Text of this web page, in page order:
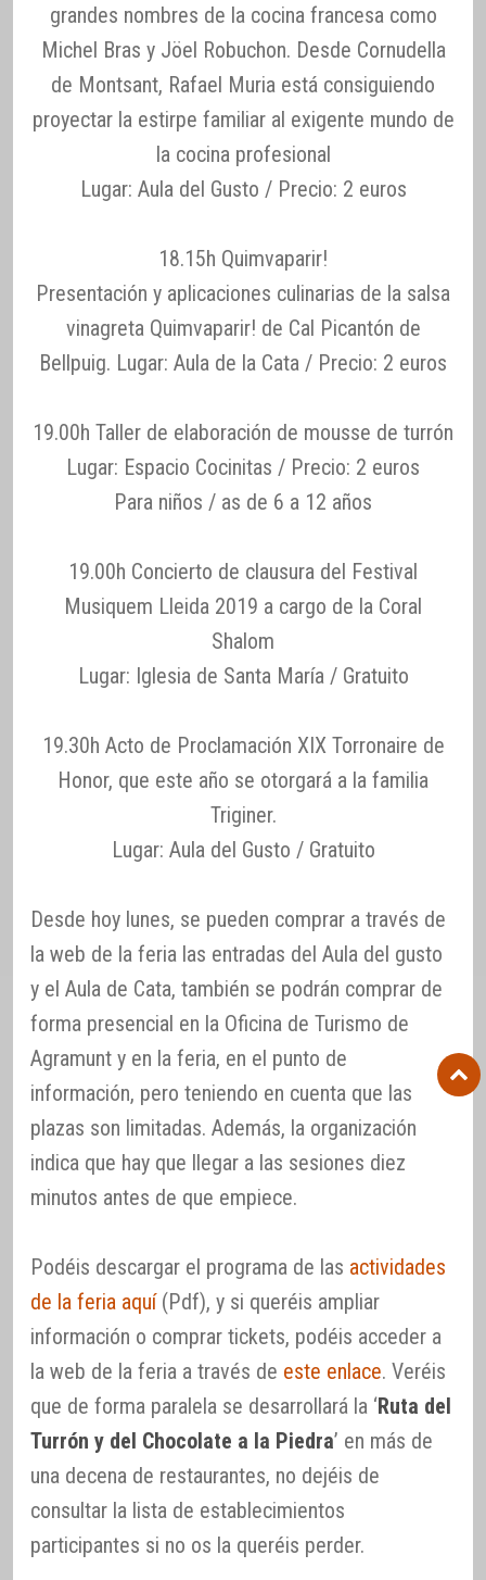
grandes nombres de la cocina francesa como
Michel Bras y Jöel Robuchon. Desde Cornudella
de Montsant, Rafael Muria está consiguiendo
proyectar la estirpe familiar al exigente mundo de
la cocina profesional
Lugar: Aula del Gusto / Precio: 2 euros
18.15h Quimvaparir!
Presentación y aplicaciones culinarias de la salsa
vinagreta Quimvaparir! de Cal Picantón de
Bellpuig. Lugar: Aula de la Cata / Precio: 2 euros
19.00h Taller de elaboración de mousse de turrón
Lugar: Espacio Cocinitas / Precio: 2 euros
Para niños / as de 6 a 12 años
19.00h Concierto de clausura del Festival
Musiquem Lleida 2019 a cargo de la Coral
Shalom
Lugar: Iglesia de Santa María / Gratuito
19.30h Acto de Proclamación XIX Torronaire de
Honor, que este año se otorgará a la familia
Triginer.
Lugar: Aula del Gusto / Gratuito
Desde hoy lunes, se pueden comprar a través de
la web de la feria las entradas del Aula del gusto
y el Aula de Cata, también se podrán comprar de
forma presencial en la Oficina de Turismo de
Agramunt y en la feria, en el punto de
información, pero teniendo en cuenta que las
plazas son limitadas. Además, la organización
indica que hay que llegar a las sesiones diez
minutos antes de que empiece.
Podéis descargar el programa de las actividades
de la feria aquí(Pdf), y si queréis ampliar
información o comprar tickets, podéis acceder a
la web de la feria a través de este enlace. Veréis
que de forma paralela se desarrollará la ‘Ruta del
Turrón y del Chocolate a la Piedra’ en más de
una decena de restaurantes, no dejéis de
consultar la lista de establecimientos
participantes si no os la queréis perder.